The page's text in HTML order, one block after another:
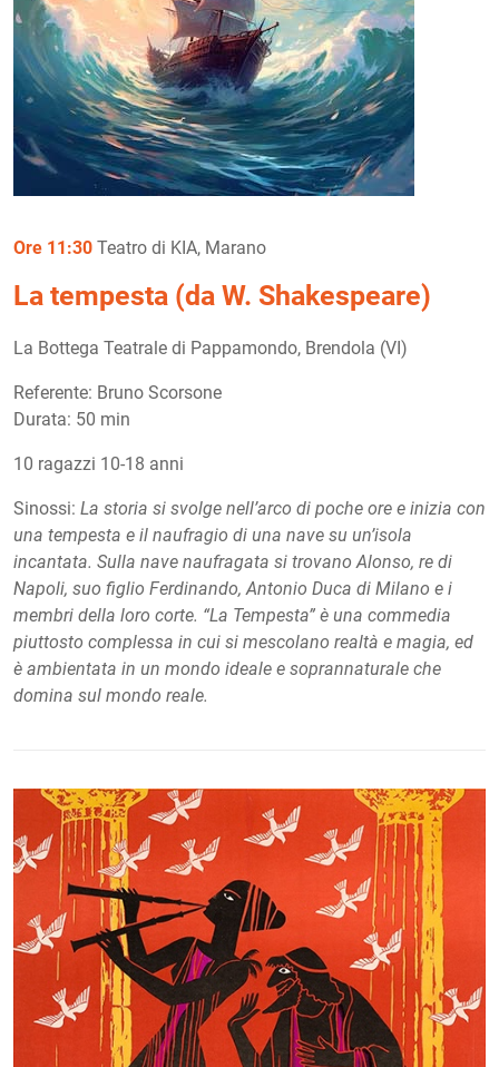
Ore 11:30 Teatro di KIA, Marano
La tempesta (da W. Shakespeare)
La Bottega Teatrale di Pappamondo, Brendola (VI)
Referente: Bruno Scorsone
Durata: 50 min
10 ragazzi 10-18 anni
Sinossi: La storia si svolge nell’arco di poche ore e inizia con
una tempesta e il naufragio di una nave su un’isola
incantata. Sulla nave naufragata si trovano Alonso, re di
Napoli, suo figlio Ferdinando, Antonio Duca di Milano e i
membri della loro corte. “La Tempesta” è una commedia
piuttosto complessa in cui si mescolano realtà e magia, ed
è ambientata in un mondo ideale e soprannaturale che
domina sul mondo reale.